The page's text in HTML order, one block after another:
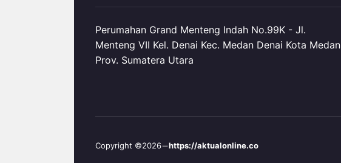
Perumahan Grand Menteng Indah No.99K - Jl.
Menteng VII Kel. Denai Kec. Medan Denai Kota Medan
Prov. Sumatera Utara
Copyright ©2026 https://aktualonline.co